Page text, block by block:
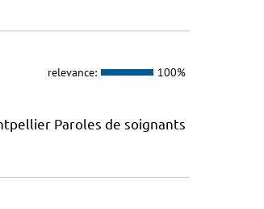
relevance: 100%
Paroles de soignants